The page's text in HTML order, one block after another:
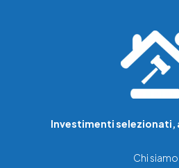
Investimenti selezionati,
Chi siamo